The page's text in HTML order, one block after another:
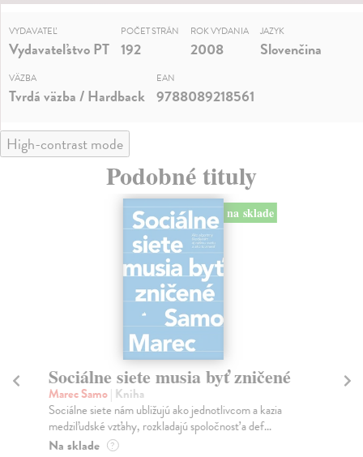
VYDAVATEĽ
Vydavateľstvo PT
POČET STRÁN
192
ROK VYDANIA
2008
JAZYK
Slovenčina
VÄZBA
Tvrdá väzba / Hardback
EAN
9788089218561
High-contrast mode
Podobné tituly
na sklade
Sociálne siete musia byť zničené
Marec Samo| Kniha
Sociálne siete nám ubližujú ako jednotlivcom a kazia
medziľudské vzťahy, rozkladajú spoločnosť a def...
Na sklade ?